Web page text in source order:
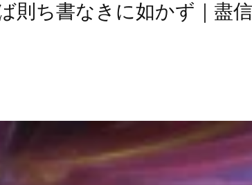
則ち書なきに如かず｜盡